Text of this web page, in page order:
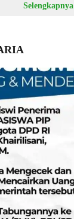
Selengkapnya